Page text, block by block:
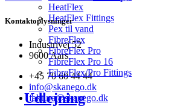
HeatFlex
HeatFlex Fittings
Pex til vand
FibreFlex
FibreFlex Pro
FibreFlex Pro 16
FibreFlex/Pro Fittings
Udlejning
Kontaktoplysninger
Industrivej 52
9600 Aars
+45 70 60 44 44
info@skanego.dk
faktura@skanego.dk